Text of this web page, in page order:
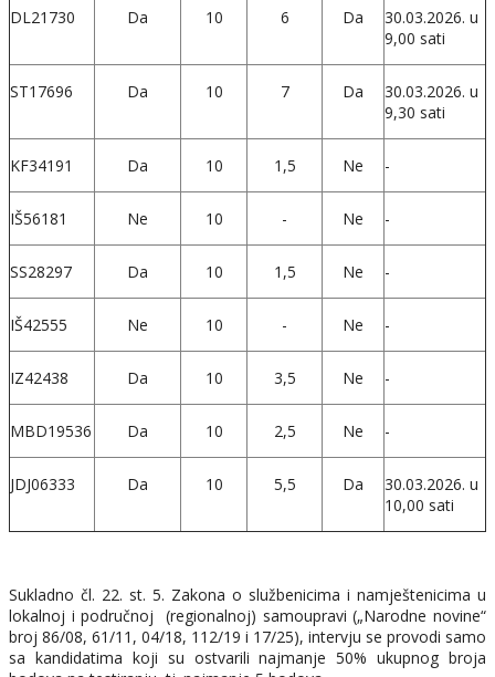
DL21730 Da 10 6 Da
30.03.2026. u
9,00 sati
ST17696 Da 10 7 Da
30.03.2026. u
9,30 sati
KF34191 Da 10 1,5 Ne -
IŠ56181 Ne 10 - Ne -
SS28297 Da 10 1,5 Ne -
IŠ42555 Ne 10 - Ne -
IZ42438 Da 10 3,5 Ne -
MBD19536 Da 10 2,5 Ne -
JDJ06333 Da 10 5,5 Da
30.03.2026. u
10,00 sati
Sukladno čl. 22. st. 5. Zakona o službenicima i namještenicima u
lokalnoj i područnoj (regionalnoj) samoupravi („Narodne novine“
broj 86/08, 61/11, 04/18, 112/19 i 17/25), intervju se provodi samo
sa kandidatima koji su ostvarili najmanje 50% ukupnog broja